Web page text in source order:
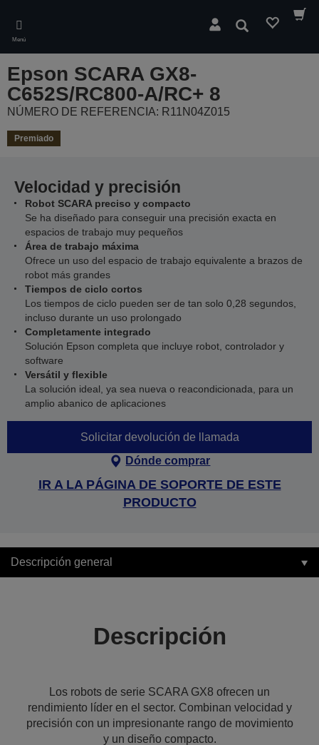
main
content
Menú
Buscar
Epson SCARA GX8-
C652S/RC800-A/RC+ 8
NÚMERO DE REFERENCIA: R11N04Z015
Premiado
Velocidad y precisión
Robot SCARA preciso y compacto
Se ha diseñado para conseguir una precisión exacta en
espacios de trabajo muy pequeños
Área de trabajo máxima
Ofrece un uso del espacio de trabajo equivalente a brazos de
robot más grandes
Tiempos de ciclo cortos
Los tiempos de ciclo pueden ser de tan solo 0,28 segundos,
incluso durante un uso prolongado
Completamente integrado
Solución Epson completa que incluye robot, controlador y
software
Versátil y flexible
La solución ideal, ya sea nueva o reacondicionada, para un
amplio abanico de aplicaciones
Solicitar devolución de llamada
Dónde comprar
IR A LA PÁGINA DE SOPORTE DE ESTE
PRODUCTO
Descripción general
Descripción
Los robots de serie SCARA GX8 ofrecen un
rendimiento líder en el sector. Combinan velocidad y
precisión con un impresionante rango de movimiento
y un diseño compacto.